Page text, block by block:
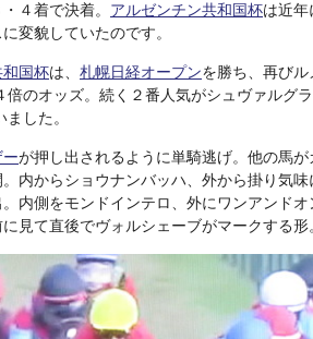
４着で決着。 アルゼンチン共和国杯は近年
変貌していたのです。
和国杯は、 札幌日経オープンを勝ち、再びル
のオッズ。続く２番人気がシュヴァルグ
した。
が押し出されるように単騎逃げ。他の馬が
内からショウナンバッハ、外から掛り気味
内側をモンドインテロ、外にワンアンドオ
見て直後でヴォルシェーブがマークする形